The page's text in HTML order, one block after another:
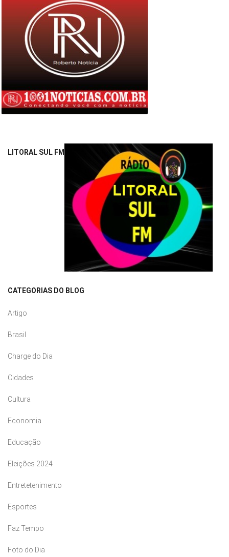
LITORAL SUL FM
CATEGORIAS DO BLOG
Artigo
Brasil
Charge do Dia
Cidades
Cultura
Economia
Educação
Eleições 2024
Entretetenimento
Esportes
Faz Tempo
Foto do Dia